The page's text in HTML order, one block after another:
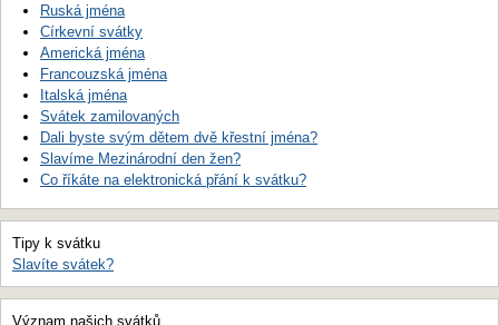
Ruská jména
Církevní svátky
Americká jména
Francouzská jména
Italská jména
Svátek zamilovaných
Dali byste svým dětem dvě křestní jména?
Slavíme Mezinárodní den žen?
Co říkáte na elektronická přání k svátku?
Tipy k svátku
Slavíte svátek?
Význam našich svátků